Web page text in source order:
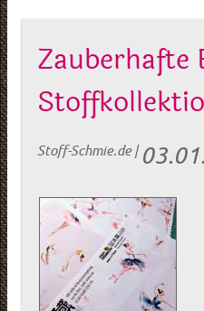
Zauberhafte
Stoff-Schmie.de|